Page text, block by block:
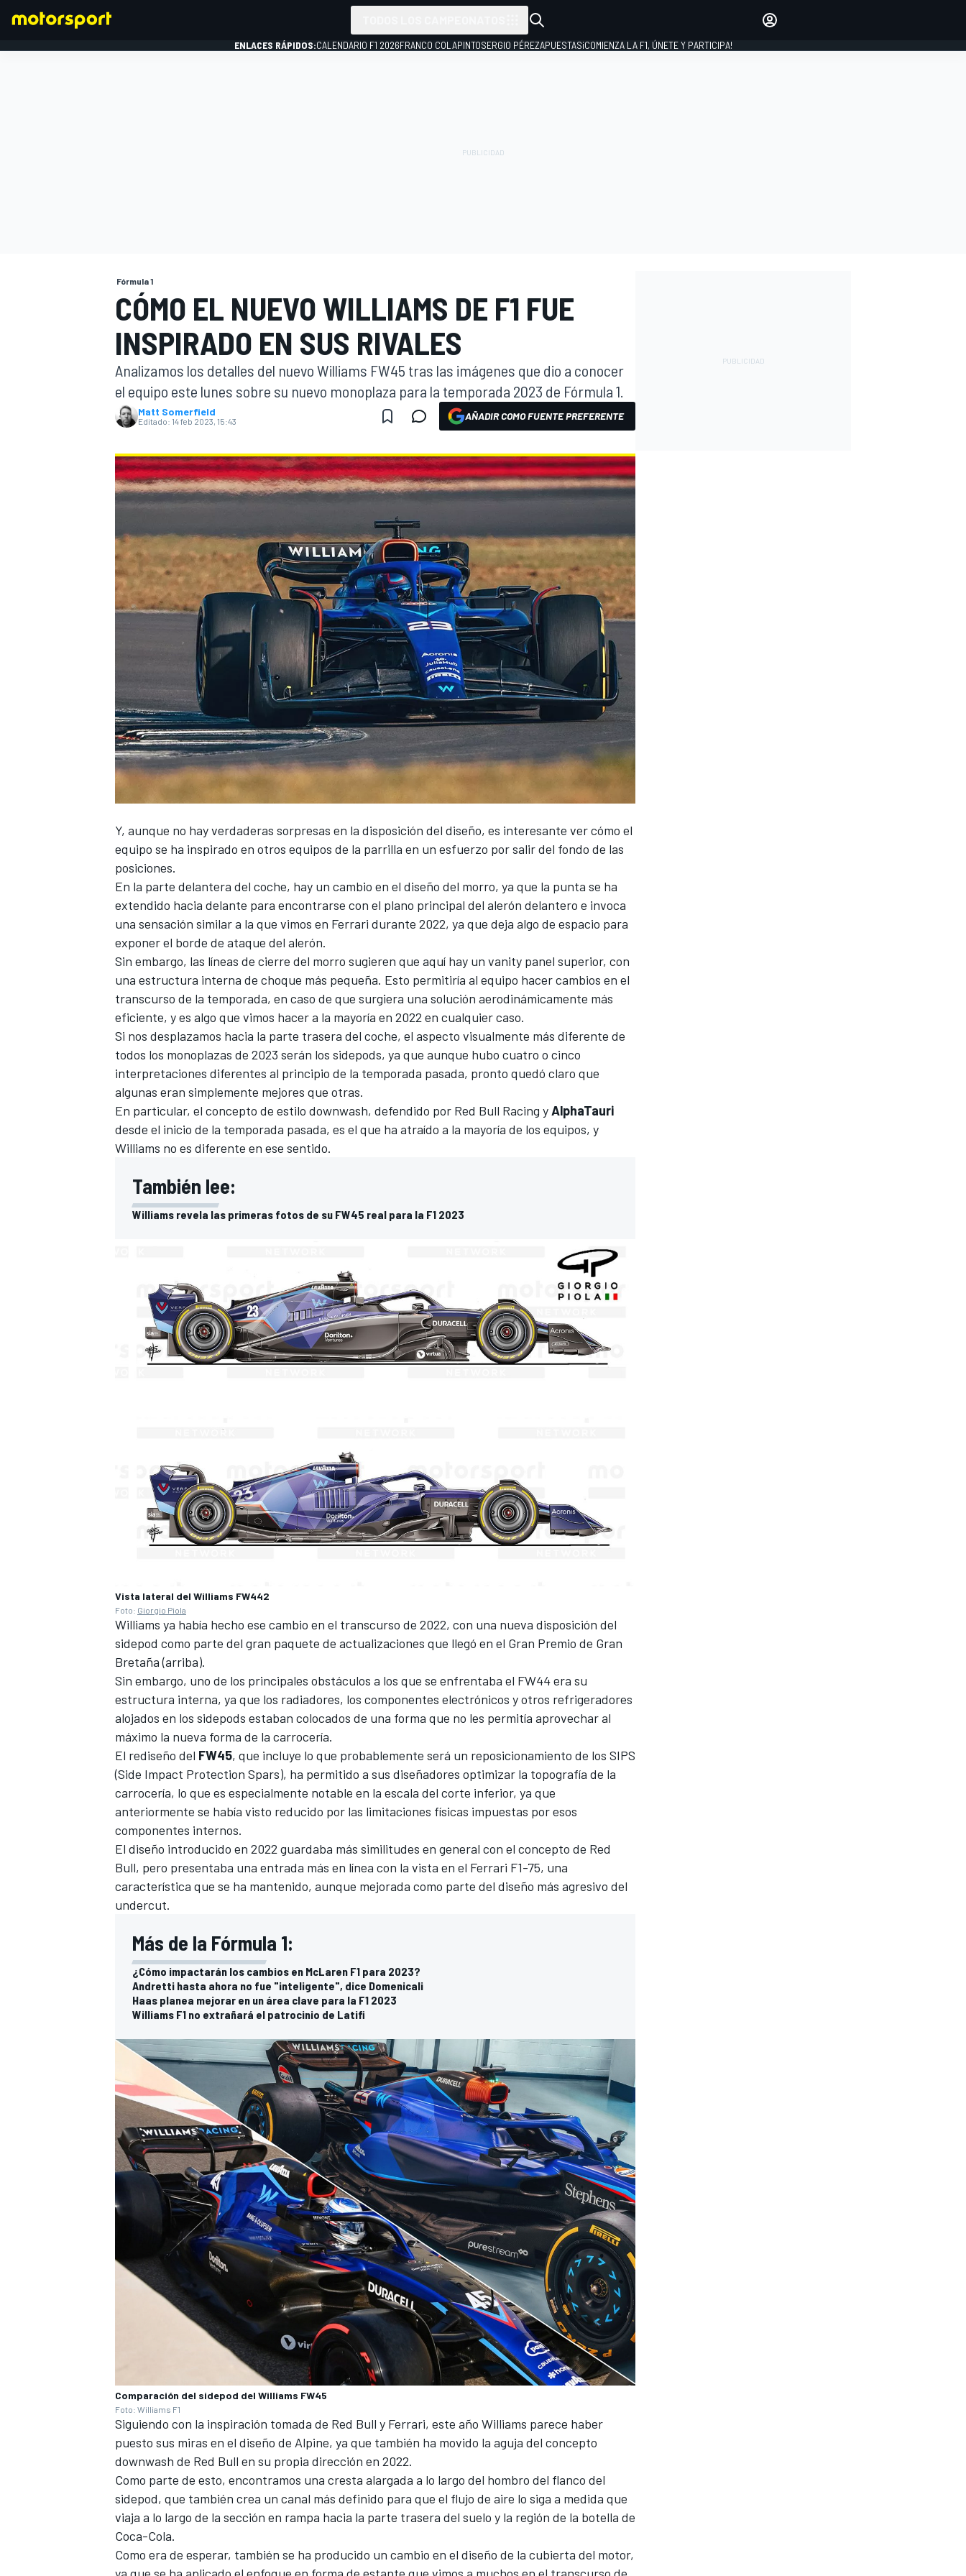
INDYCAR
MOTOGP
NASCAR CUP
FÓRMULA E
MÁS CATEGORÍAS
INICIAR SESIÓN
ENLACES RÁPIDOS:CALENDARIO F1 2026FRANCO COLAPINTOSERGIO PÉREZAPUESTAS¡COMIENZA LA F1, ÚNETE Y PARTICIPA!
Fórmula 1
CÓMO EL NUEVO WILLIAMS DE F1 FUE
INSPIRADO EN SUS RIVALES
Analizamos los detalles del nuevo Williams FW45 tras las imágenes que dio a conocer
el equipo este lunes sobre su nuevo monoplaza para la temporada 2023 de Fórmula 1.
Matt Somerfield
Editado: 14 feb 2023, 15:43 AÑADIR COMO FUENTE PREFERENTE
Y, aunque no hay verdaderas sorpresas en la disposición del diseño, es interesante ver cómo el
equipo se ha inspirado en otros equipos de la parrilla en un esfuerzo por salir del fondo de las
posiciones.
En la parte delantera del coche, hay un cambio en el diseño del morro, ya que la punta se ha
extendido hacia delante para encontrarse con el plano principal del alerón delantero e invoca
una sensación similar a la que vimos en Ferrari durante 2022, ya que deja algo de espacio para
exponer el borde de ataque del alerón.
Sin embargo, las líneas de cierre del morro sugieren que aquí hay un vanity panel superior, con
una estructura interna de choque más pequeña. Esto permitiría al equipo hacer cambios en el
transcurso de la temporada, en caso de que surgiera una solución aerodinámicamente más
eficiente, y es algo que vimos hacer a la mayoría en 2022 en cualquier caso.
Si nos desplazamos hacia la parte trasera del coche, el aspecto visualmente más diferente de
todos los monoplazas de 2023 serán los sidepods, ya que aunque hubo cuatro o cinco
interpretaciones diferentes al principio de la temporada pasada, pronto quedó claro que
algunas eran simplemente mejores que otras.
En particular, el concepto de estilo downwash, defendido por Red Bull Racing yAlphaTauri
desde el inicio de la temporada pasada, es el que ha atraído a la mayoría de los equipos, y
Williams no es diferente en ese sentido.
También lee:
Williams revela las primeras fotos de su FW45 real para la F1 2023
Vista lateral del Williams FW442
Foto: Giorgio Piola
Williams ya había hecho ese cambio en el transcurso de 2022, con una nueva disposición del
sidepod como parte del gran paquete de actualizaciones que llegó en el Gran Premio de Gran
Bretaña (arriba).
Sin embargo, uno de los principales obstáculos a los que se enfrentaba el FW44 era su
estructura interna, ya que los radiadores, los componentes electrónicos y otros refrigeradores
alojados en los sidepods estaban colocados de una forma que no les permitía aprovechar al
máximo la nueva forma de la carrocería.
El rediseño del FW45, que incluye lo que probablemente será un reposicionamiento de los SIPS
(Side Impact Protection Spars), ha permitido a sus diseñadores optimizar la topografía de la
carrocería, lo que es especialmente notable en la escala del corte inferior, ya que
anteriormente se había visto reducido por las limitaciones físicas impuestas por esos
componentes internos.
El diseño introducido en 2022 guardaba más similitudes en general con el concepto de Red
Bull, pero presentaba una entrada más en línea con la vista en el Ferrari F1-75, una
característica que se ha mantenido, aunque mejorada como parte del diseño más agresivo del
undercut.
Más de la Fórmula 1:
¿Cómo impactarán los cambios en McLaren F1 para 2023?
Andretti hasta ahora no fue "inteligente", dice Domenicali
Haas planea mejorar en un área clave para la F1 2023
Williams F1 no extrañará el patrocinio de Latifi
Comparación del sidepod del Williams FW45
Foto: Williams F1
Siguiendo con la inspiración tomada de Red Bull y Ferrari, este año Williams parece haber
puesto sus miras en el diseño de Alpine, ya que también ha movido la aguja del concepto
downwash de Red Bull en su propia dirección en 2022.
Como parte de esto, encontramos una cresta alargada a lo largo del hombro del flanco del
sidepod, que también crea un canal más definido para que el flujo de aire lo siga a medida que
viaja a lo largo de la sección en rampa hacia la parte trasera del suelo y la región de la botella de
Coca-Cola.
Como era de esperar, también se ha producido un cambio en el diseño de la cubierta del motor,